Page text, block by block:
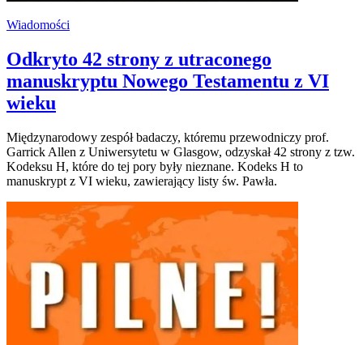
Wiadomości
Odkryto 42 strony z utraconego
manuskryptu Nowego Testamentu z VI
wieku
Międzynarodowy zespół badaczy, któremu przewodniczy prof.
Garrick Allen z Uniwersytetu w Glasgow, odzyskał 42 strony z tzw.
Kodeksu H, które do tej pory były nieznane. Kodeks H to
manuskrypt z VI wieku, zawierający listy św. Pawła.